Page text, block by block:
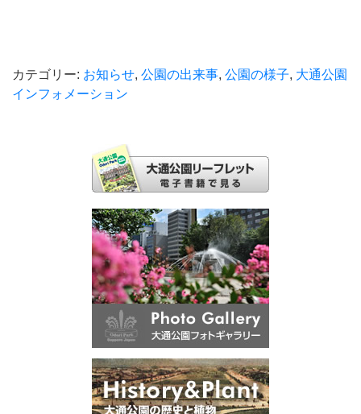
カテゴリー: お知らせ, 公園の出来事, 公園の様子, 大通公園
インフォメーション